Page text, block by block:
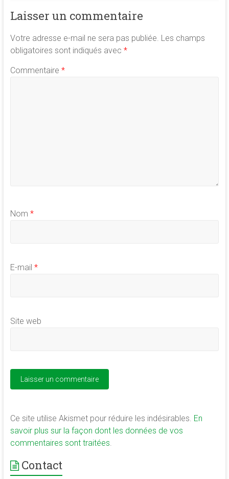
psychologie
ressources
Laisser un commentaire
Votre adresse e-mail ne sera pas publiée. Les champs
obligatoires sont indiqués avec *
Commentaire *
Nom *
E-mail *
Site web
Ce site utilise Akismet pour réduire les indésirables. En
savoir plus sur la façon dont les données de vos
commentaires sont traitées
Contact